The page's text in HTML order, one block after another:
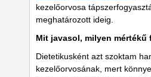
kezelőorvosa
meghatározott ideig.
Mit javasol, milyen
Dietetikusként azt szoktam
kezelőorvosának, mert